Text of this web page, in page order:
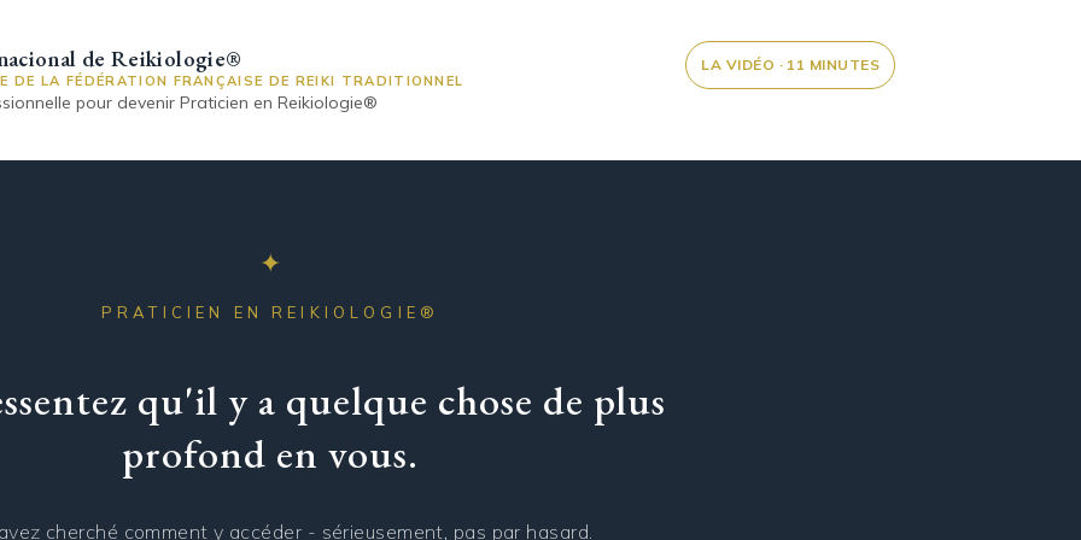
de Reikiologie®
DE LA FÉDÉRATION FRANÇAISE DE REIKI TRADITIONNEL
pour devenir Praticien en Reikiologie®
LA VIDÉO · 11 MINUTES
✦
PRATICIEN EN REIKIOLOGIE®
qu'il y a quelque chose de plus
profond en vous.
cherché comment y accéder - sérieusement, pas par hasard.